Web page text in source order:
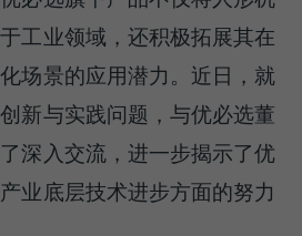
工业领域，还积极拓展其在
场景的应用潜力。近日，就
新与实践问题，与优必选董
深入交流，进一步揭示了优
业底层技术进步方面的努力